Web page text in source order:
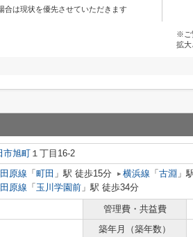
は現状を優先させていただきます
※ご
拡大
市旭町 １丁目16-2
原線 「 町田 」駅 徒歩15分 横浜線 「 古淵 」
原線 「 玉川学園前 」駅 徒歩34分
管理費・共益費
築年月（築年数）